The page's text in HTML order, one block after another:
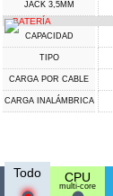
JACK 3,5MM
BATERÍA
CAPACIDAD
TIPO
CARGA POR CABLE
CARGA INALÁMBRICA
Todo CPU
multi-core